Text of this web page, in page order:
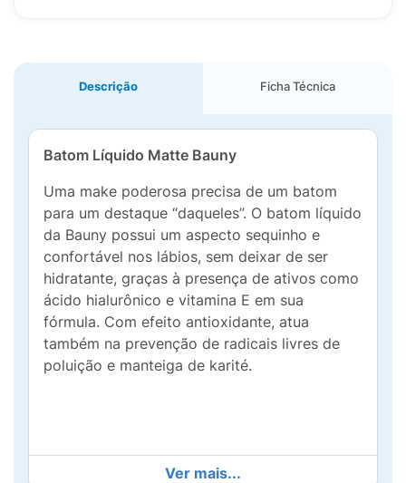
Descrição Ficha Técnica
Batom Líquido Matte Bauny
Uma make poderosa precisa de um batom
para um destaque “daqueles”. O batom líquido
da Bauny possui um aspecto sequinho e
confortável nos lábios, sem deixar de ser
hidratante, graças à presença de ativos como
ácido hialurônico e vitamina E em sua
fórmula. Com efeito antioxidante, atua
também na prevenção de radicais livres de
poluição e manteiga de karité.
Ver mais...